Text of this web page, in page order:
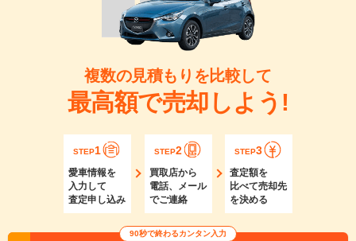
複数の見積もりを比較して
最高額で売却しよう!
STEP1
愛車情報を
入力して
査定申し込み
STEP2
買取店から
電話、メール
でご連絡
STEP3
査定額を
比べて売却先
を決める
90秒で終わるカンタン入力